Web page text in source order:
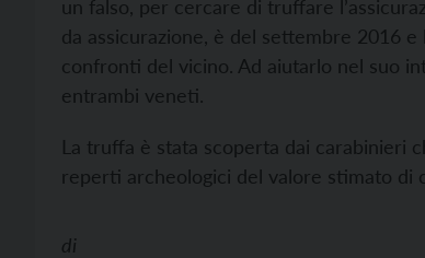
un falso, per cercare di truffare
da assicurazione, è del settembre 2016
confronti del vicino. Ad aiutarlo nel suo
entrambi veneti.
La truffa è stata scoperta dai carabinieri
reperti archeologici del valore stimato di
di